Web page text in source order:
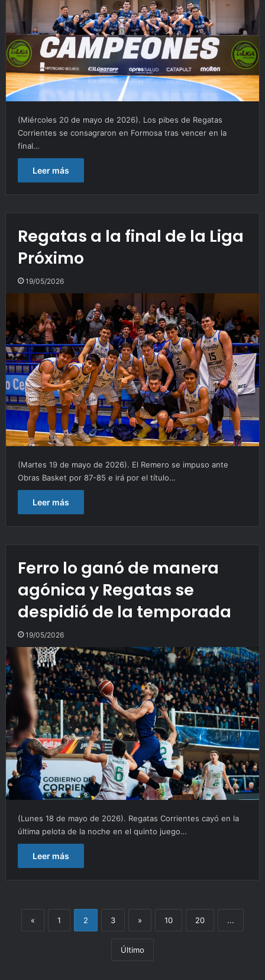
(Miércoles 20 de mayo de 2026). Los pibes de Regatas
Corrientes se consagraron en Formosa tras vencer en la
final…
Leer más
Regatas a la final de la Liga
Próximo
19/05/2026
(Martes 19 de mayo de 2026). El Remero se impuso ante
Obras Basket por 87-85 e irá por el título…
Leer más
Ferro lo ganó de manera
agónica y Regatas se
despidió de la temporada
19/05/2026
(Lunes 18 de mayo de 2026). Regatas Corrientes cayó en la
última pelota de la noche en el quinto juego…
Leer más
« 1 2 3 » 10 20 ...
Último